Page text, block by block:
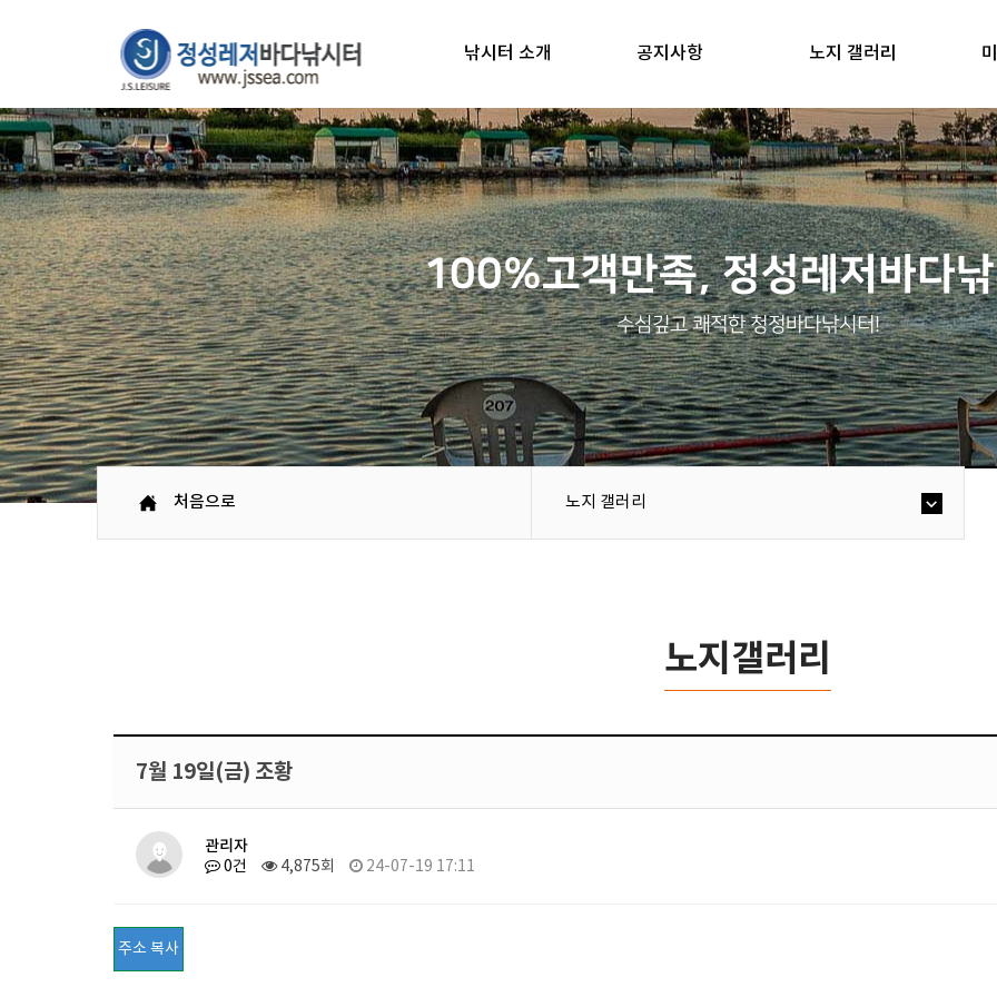
낚시터 소개 공지사항 노지 갤러리
100%고객만족, 정성레저바다
수심깊고 쾌적한 청정바다낚시터!
처음으로 노지 갤러리
노지갤러리
7월 19일(금) 조황
관리자
0건 4,875회 24-07-19 17:11
주소 복사